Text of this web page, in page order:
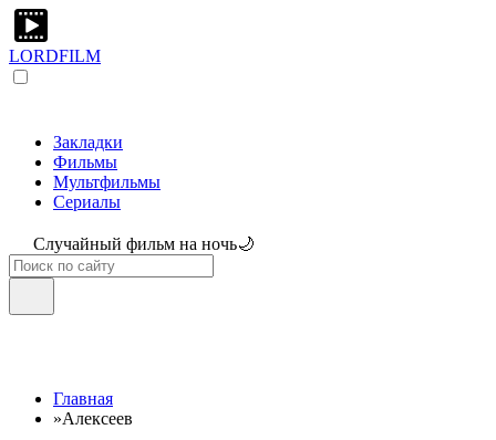
LORDFILM
Закладки
Фильмы
Мультфильмы
Сериалы
Случайный фильм на ночь🌙
Главная
»Алексеев